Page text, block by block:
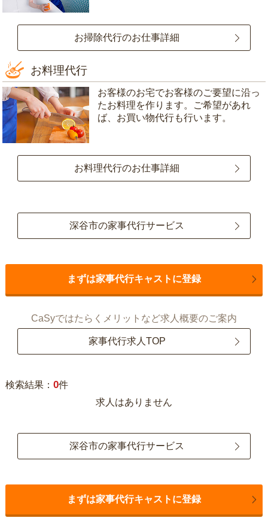
お掃除代行のお仕事詳細
お料理代行
お客様のお宅でお客様のご要望に沿っ
たお料理を作ります。ご希望があれ
ば、お買い物代行も行います。
お料理代行のお仕事詳細
深谷市の家事代行サービス
まずは家事代行キャストに登録
CaSyではたらくメリットなど求人概要のご案内
家事代行求人TOP
検索結果： 0件
求人はありません
深谷市の家事代行サービス
まずは家事代行キャストに登録